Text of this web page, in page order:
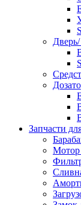
Запчасти
Мотор